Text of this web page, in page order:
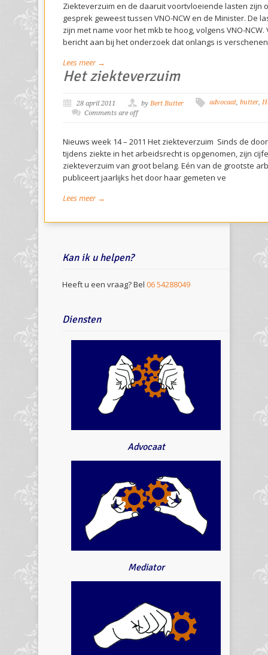
Ziekteverzuim en de daaruit voortvloeiende lasten zijn
gesprek geweest tussen VNO-NCW en de Minister. De
zijn met name voor het mkb te hoog, volgens VNO-NCW.
bericht aan bij het onderzoek dat onlangs is
Lees meer →
Het ziekteverzuim
28 april 2011 by Bert Butter advocaat, butter,
Comments are off
Nieuws week 14 – 2011 Het ziekteverzuim Sinds de
tijdens ziekte in het arbeidsrecht is opgenomen, zijn
ziekteverzuim van groot belang. Eén van de grootste
publiceert jaarlijks het door haar gemeten ve
Lees meer →
Kan ik u helpen?
Heeft u een vraag? Bel 06 54288049
Diensten
Advocaat
Mediator